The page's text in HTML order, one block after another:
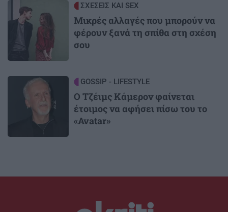
Image ΣΧΕΣΕΙΣ ΚΑΙ SEX
Μικρές αλλαγές που μπορούν να
φέρουν ξανά τη σπίθα στη σχέση
σου
Image GOSSIP - LIFESTYLE
Ο Τζέιμς Κάμερον φαίνεται
έτοιμος να αφήσει πίσω του το
«Avatar»